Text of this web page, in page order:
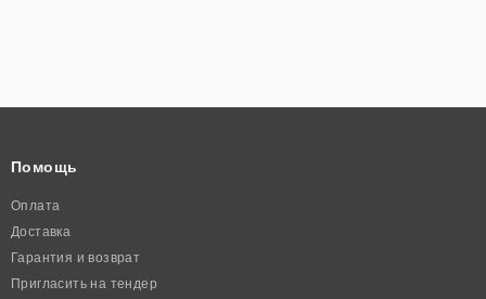
Помощь
Оплата
Доставка
Гарантия и возврат
Пригласить на тендер